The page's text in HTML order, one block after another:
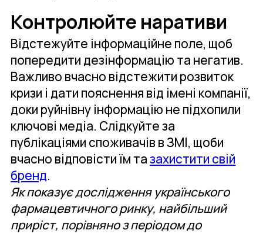
Контролюйте наративи
Відстежуйте інформаційне поле, щоб
попередити дезінформацію та негатив.
Важливо вчасно відстежити розвиток
кризи і дати пояснення від імені компанії,
доки руйнівну інформацію не підхопили
ключові медіа. Слідкуйте за
публікаціями споживачів в ЗМІ, щоби
вчасно відповісти їм тазахистити свій
бренд.
Як показує дослідження українського
фармацевтичного ринку, найбільший
приріст, порівняно з періодом до